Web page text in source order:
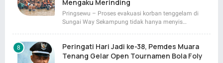
Mengaku Merinding
Pringsewu – Proses evakuasi korban tenggelam di
Sungai Way Sekampung tidak hanya menyis…
Peringati Hari Jadi ke-38, Pemdes Muara
Tenang Gelar Open Tournamen Bola Foly